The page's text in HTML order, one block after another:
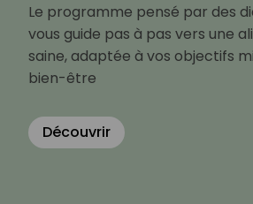
Le programme pensé par des
vous guide pas à pas vers une
saine, adaptée à vos objectifs
bien-être
Découvrir